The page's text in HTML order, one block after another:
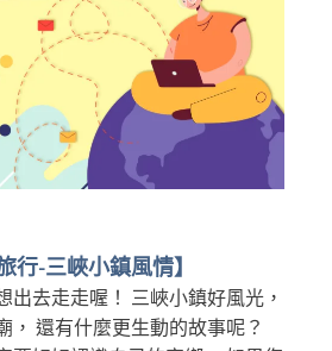
行-三峽小鎮風情】
出去走走喔！ 三峽小鎮好風光，
， 還有什麼更生動的故事呢？